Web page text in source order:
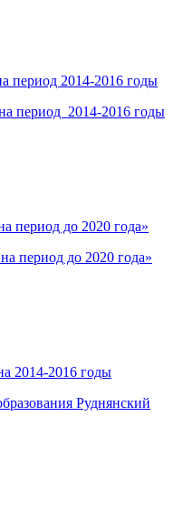
период 2014-2016 годы
период 2014-2016 годы
период до 2020 года»
период до 2020 года»
2014-2016 годы
Руднянский